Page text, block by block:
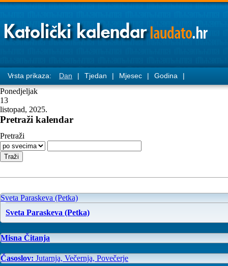
Vrsta prikaza: Dan | Tjedan | Mjesec | Godina |
Ponedjeljak
13
listopad, 2025.
Pretraži kalendar
Pretraži
Sveta Paraskeva (Petka)
Sveta Paraskeva (Petka)
Misna Čitanja
Časoslov: Jutarnja, Večernja, Povečerje